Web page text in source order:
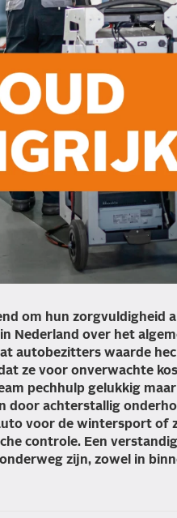
om hun zorgvuldigheid
Nederland over het
autobezitters waarde
ze voor onverwachte
pechhulp gelukkig
door achterstallig
voor de wintersport of
controle. Een
zijn, zowel in